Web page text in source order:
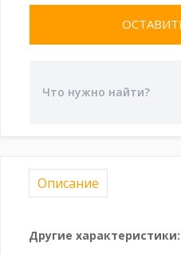
Описание
Другие характеристики: